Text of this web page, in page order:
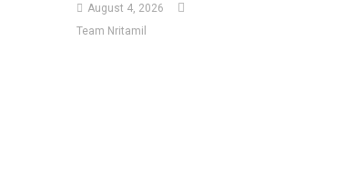
August 4, 2026
Team Nritamil